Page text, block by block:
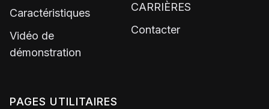
Caractéristiques
Vidéo de
démonstration
CARRIÈRES
Contacter
PAGES UTILITAIRES